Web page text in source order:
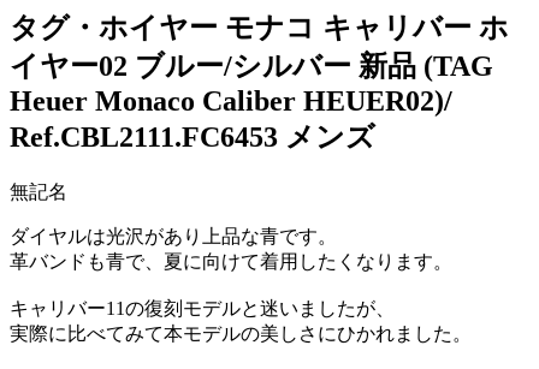
タグ・ホイヤー モナコ キャリバー ホ
イヤー02 ブルー/シルバー 新品 (TAG
Heuer Monaco Caliber HEUER02)/
Ref.CBL2111.FC6453 メンズ
無記名
ダイヤルは光沢があり上品な青です。
革バンドも青で、夏に向けて着用したくなります。
キャリバー11の復刻モデルと迷いましたが、
実際に比べてみて本モデルの美しさにひかれました。